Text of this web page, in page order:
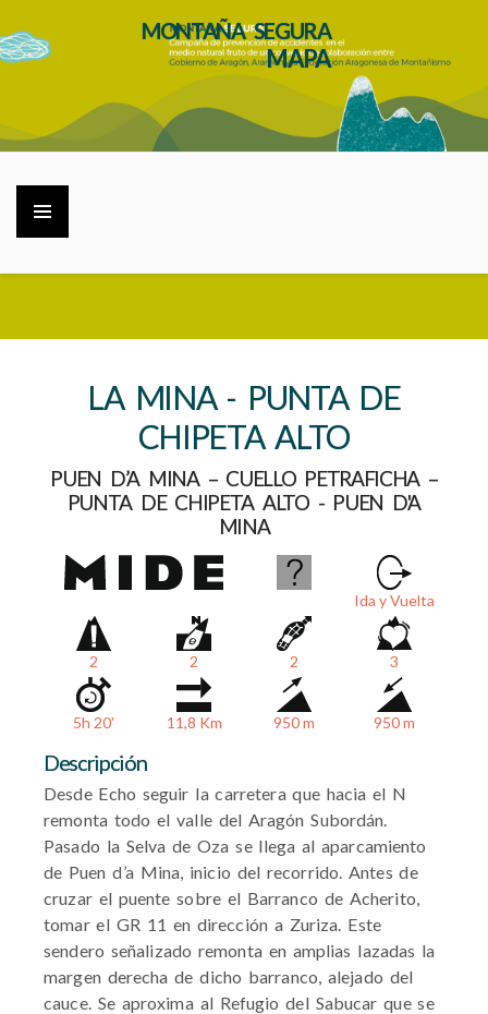
MONTAÑA SEGURA
MAPA
LA MINA - PUNTA DE
CHIPETA ALTO
PUEN D’A MINA – CUELLO PETRAFICHA –
PUNTA DE CHIPETA ALTO - PUEN D'A
MINA
Ida y Vuelta
2 2 2 3
5h 20' 11,8 Km 950 m 950 m
Descripción
Desde Echo seguir la carretera que hacia el N
remonta todo el valle del Aragón Subordán.
Pasado la Selva de Oza se llega al aparcamiento
de Puen d’a Mina, inicio del recorrido. Antes de
cruzar el puente sobre el Barranco de Acherito,
tomar el GR 11 en dirección a Zuriza. Este
sendero señalizado remonta en amplias lazadas la
margen derecha de dicho barranco, alejado del
cauce. Se aproxima al Refugio del Sabucar que se